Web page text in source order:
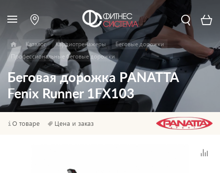
Каталог Кардиотренажеры
Беговые дорожки
Профессиональные беговые дорожки
Беговая дорожка PANATTA
Fenix Runner 1FX103
О товаре Цена и заказ